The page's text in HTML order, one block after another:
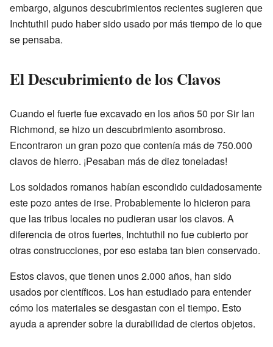
embargo, algunos descubrimientos recientes sugieren que
Inchtuthil pudo haber sido usado por más tiempo de lo que
se pensaba.
El Descubrimiento de los Clavos
Cuando el fuerte fue excavado en los años 50 por Sir Ian
Richmond, se hizo un descubrimiento asombroso.
Encontraron un gran pozo que contenía más de 750.000
clavos de hierro. ¡Pesaban más de diez toneladas!
Los soldados romanos habían escondido cuidadosamente
este pozo antes de irse. Probablemente lo hicieron para
que las tribus locales no pudieran usar los clavos. A
diferencia de otros fuertes, Inchtuthil no fue cubierto por
otras construcciones, por eso estaba tan bien conservado.
Estos clavos, que tienen unos 2.000 años, han sido
usados por científicos. Los han estudiado para entender
cómo los materiales se desgastan con el tiempo. Esto
ayuda a aprender sobre la durabilidad de ciertos objetos.